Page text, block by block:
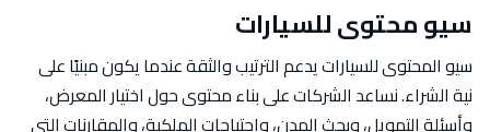
سيو محتوى للسيارات
سيو المحتوى للسيارات يدعم الترتيب والثقة عندما يكون مبنيًا على
نية الشراء. نساعد الشركات على بناء محتوى حول اختيار المعرض،
وأسئلة التمويل، وبحث المدن، واحتياجات الملكية، والمقارنات التي